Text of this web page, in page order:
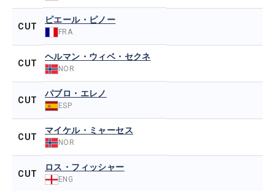
CUT
ピエール・ピノー
FRA
CUT
ヘルマン・ウィベ・セクネ
NOR
CUT
パブロ・エレノ
ESP
CUT
マイケル・ミャーセス
NOR
CUT
ロス・フィッシャー
ENG